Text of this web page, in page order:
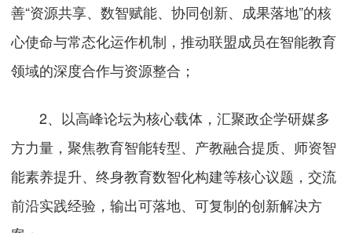
善“资源共享、数智赋能、协同创新、成果落地”的核
心使命与常态化运作机制，推动联盟成员在智能教育
领域的深度合作与资源整合；
2、以高峰论坛为核心载体，汇聚政企学研媒多
方力量，聚焦教育智能转型、产教融合提质、师资智
能素养提升、终身教育数智化构建等核心议题，交流
前沿实践经验，输出可落地、可复制的创新解决方